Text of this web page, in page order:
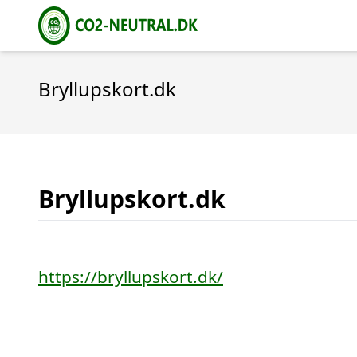
Bryllupskort.dk
Bryllupskort.dk
https://bryllupskort.dk/